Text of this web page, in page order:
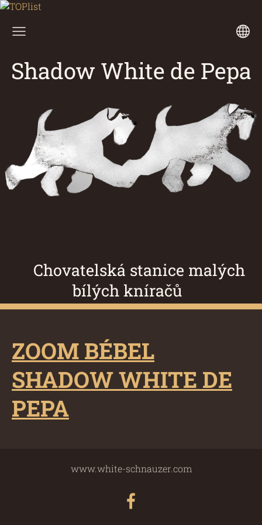
Shadow White de Pepa
Chovatelská stanice malých
bílých kníračů
ZOOM BÉBEL
SHADOW WHITE DE
PEPA
www.white-schnauzer.com